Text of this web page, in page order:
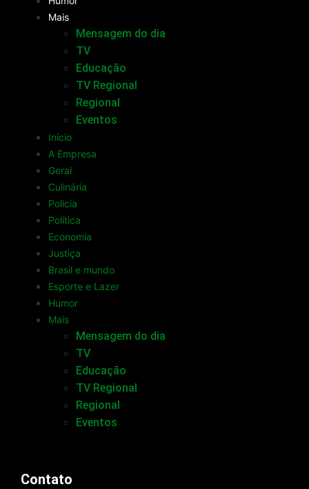
Mais
Mensagem do dia
TV
Educação
TV Regional
Regional
Eventos
Início
A Empresa
Geral
Culinária
Polícia
Política
Economia
Justiça
Brasil e mundo
Esporte e Lazer
Humor
Mais
Mensagem do dia
TV
Educação
TV Regional
Regional
Eventos
Contato